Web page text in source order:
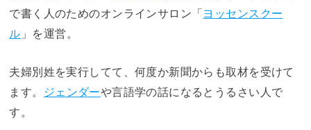
で書く人のためのオンラインサロン「ヨッセンスクー
ル 」を運営。
夫婦別姓を実行してて、何度か新聞からも取材を受けて
ます。
ジェンダーや言語学の話になるとうるさい人で
す。